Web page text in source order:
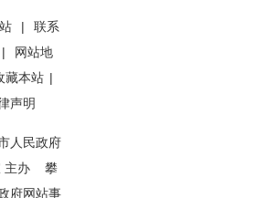
|
联系
|
网站地
藏本站 |
声明
人民政府
主办 攀
府网站事